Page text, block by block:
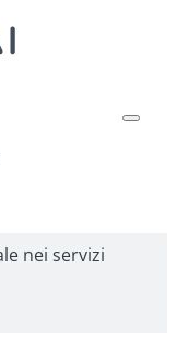
nei servizi